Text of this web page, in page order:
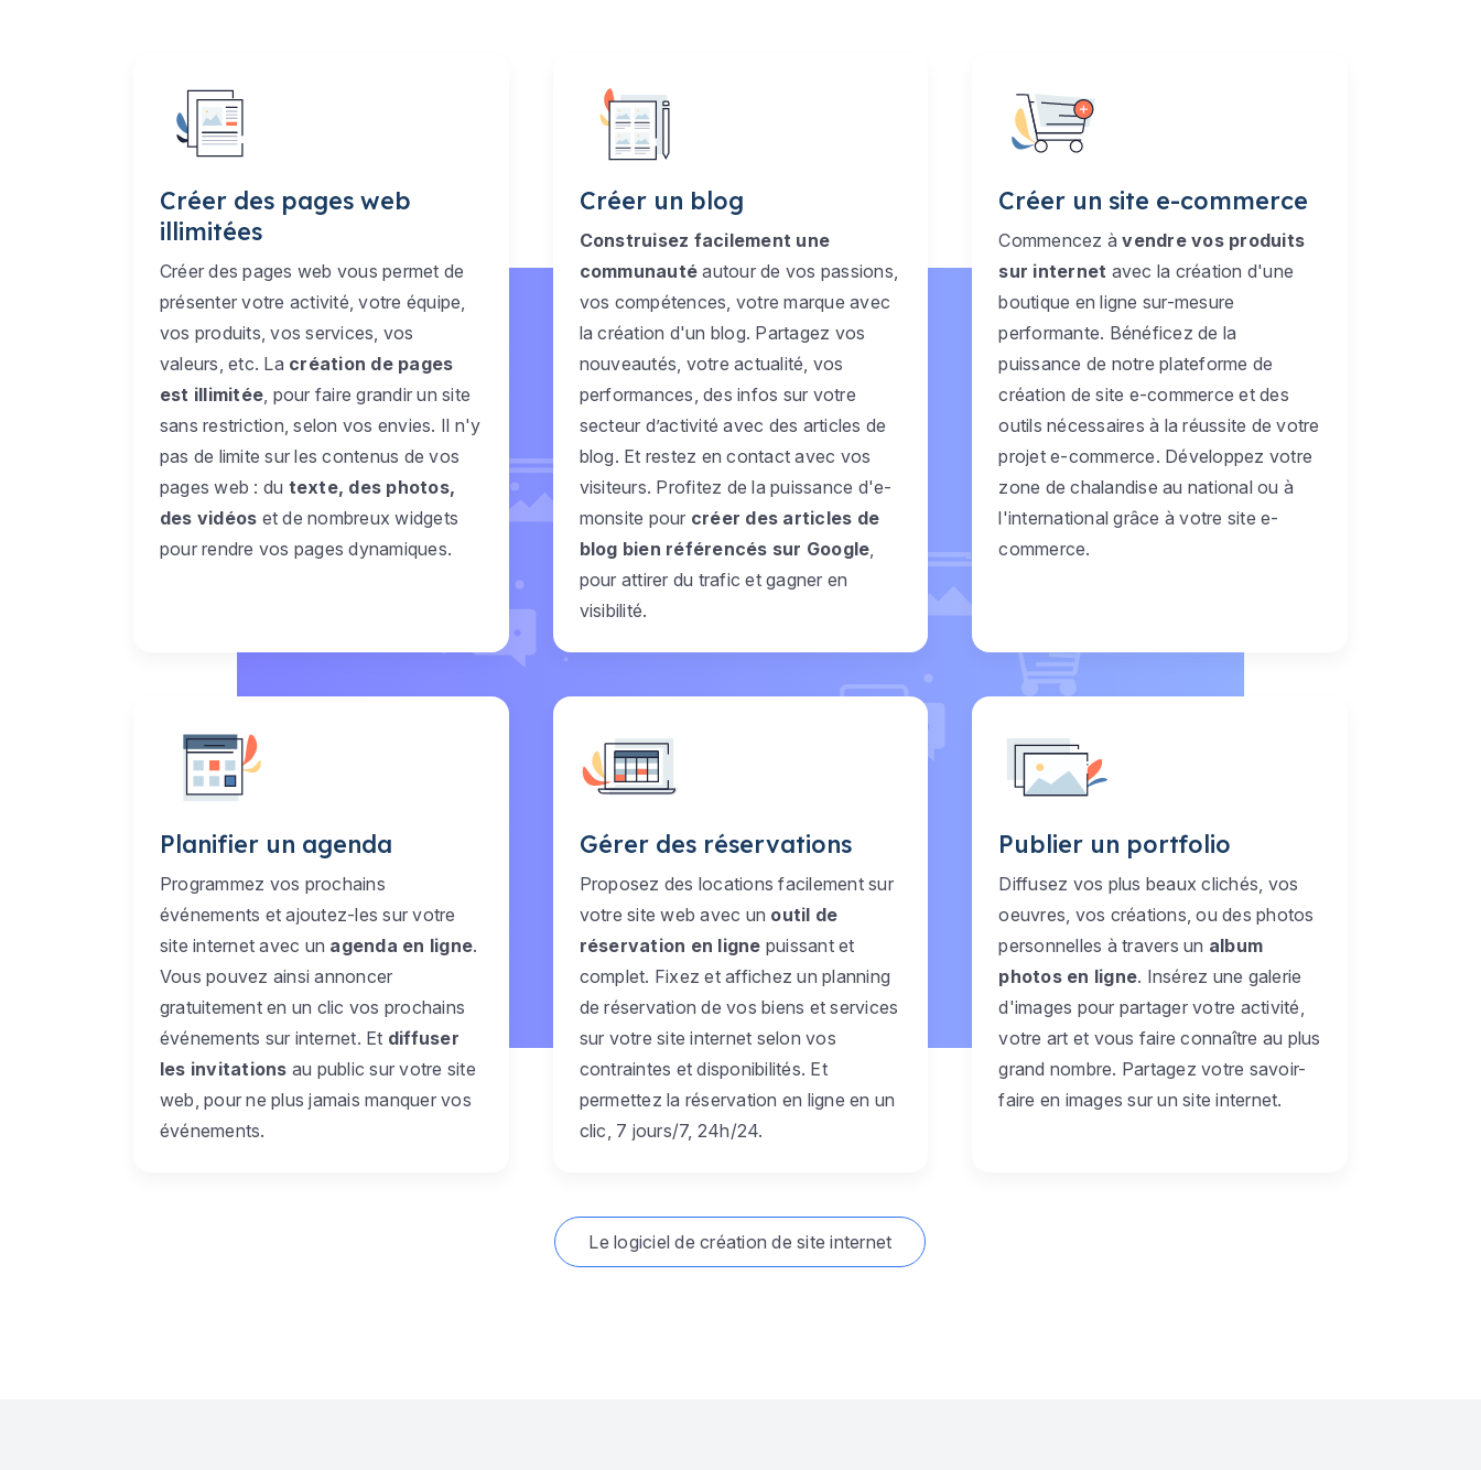
Créer des pages web
illimitées
Créer des pages web vous permet de
présenter votre activité, votre équipe,
vos produits, vos services, vos
valeurs, etc. La création de pages
est illimitée , pour faire grandir un site
sans restriction, selon vos envies. Il n'y
pas de limite sur les contenus de vos
pages web : du texte, des photos,
des vidéos et de nombreux widgets
pour rendre vos pages dynamiques.
Créer un blog
Construisez facilement une
communauté autour de vos passions,
vos compétences, votre marque avec
la création d'un blog. Partagez vos
nouveautés, votre actualité, vos
performances, des infos sur votre
secteur d’activité avec des articles de
blog. Et restez en contact avec vos
visiteurs. Profitez de la puissance d'e-
monsite pour créer des articles de
blog bien référencés sur Google
pour attirer du trafic et gagner en
visibilité.
Créer un site e-commerce
Commencez àvendre vos produits
sur internet avec la création d'une
boutique en ligne sur-mesure
performante. Bénéficez de la
puissance de notre plateforme de
création de site e-commerce et des
outils nécessaires à la réussite de votre
projet e-commerce. Développez votre
zone de chalandise au national ou à
l'international grâce à votre site e-
commerce.
Planifier un agenda
Programmez vos prochains
événements et ajoutez-les sur votre
site internet avec un agenda en ligne.
Vous pouvez ainsi annoncer
gratuitement en un clic vos prochains
événements sur internet. Et diffuser
les invitations au public sur votre site
web, pour ne plus jamais manquer vos
événements.
Gérer des réservations
Proposez des locations facilement sur
votre site web avec un outil de
réservation en ligne puissant et
complet. Fixez et affichez un planning
de réservation de vos biens et services
sur votre site internet selon vos
contraintes et disponibilités. Et
permettez la réservation en ligne en un
clic, 7 jours/7, 24h/24.
Publier un portfolio
Diffusez vos plus beaux clichés, vos
oeuvres, vos créations, ou des photos
personnelles à travers un album
photos en ligne. Insérez une galerie
d'images pour partager votre activité,
votre art et vous faire connaître au plus
grand nombre. Partagez votre savoir-
faire en images sur un site internet.
Le logiciel de création de site internet